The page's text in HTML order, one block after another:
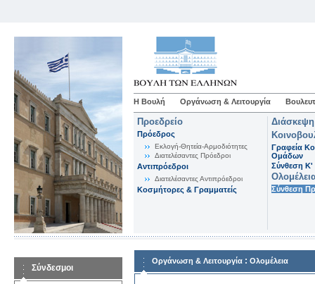
Η Βουλή Οργάνωση & Λειτουργία
Προεδρείο
Πρόεδρος
Εκλογή-Θητεία-Αρμοδιότητες
Διατελέσαντες Πρόεδροι
Αντιπρόεδροι
Διατελέσαντες Αντιπρόεδροι
Κοσμήτορες & Γραμματείς
Γραφεία
Ομάδων
Σύνθεση K'
Σύνθεση
Σύνδεσμοι
Οργάνωση & Λειτουργία : Ολομέλεια